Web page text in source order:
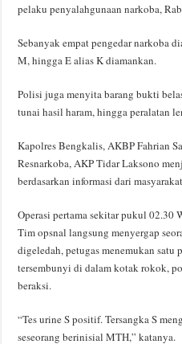
pelaku penyalahgunaan narkoba,
Sebanyak empat pengedar narkoba
M, hingga E alias K diamankan.
Polisi juga menyita barang bukti
tunai hasil haram, hingga peralatan
Kapolres Bengkalis, AKBP Fahrian
Resnarkoba, AKP Tidar Laksono
berdasarkan informasi dari
Operasi pertama sekitar pukul 02.30
Tim opsnal langsung menyergap
digeledah, petugas menemukan satu
tersembunyi di dalam kotak rokok,
beraksi.
“Tes urine S positif. Tersangka S
seseorang berinisial MTH,” katanya.